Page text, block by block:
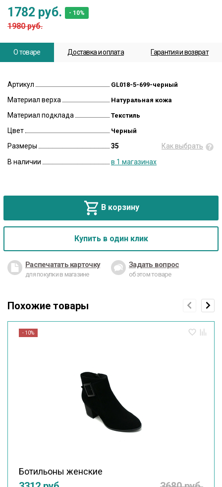
1782 руб. - 10%
1980 руб.
О товаре Доставка и оплата Гарантия и возврат
Артикул GL018-5-699-черный
Материал верха Натуральная кожа
Материал подклада Текстиль
Цвет Черный
Размеры 35
Как выбрать
В наличии
в 1 магазинах
В корзину
Купить в один клик
Распечатать карточку
для покупки в магазине
Задать вопрос
об этом товаре
Похожие товары
- 10%
Ботильоны женские